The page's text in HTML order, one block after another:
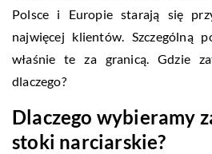
Polsce i Europie starają się
najwięcej klientów. Szczególną
właśnie te za granicą. Gdzie
dlaczego?
Dlaczego wybieramy
stoki narciarskie?